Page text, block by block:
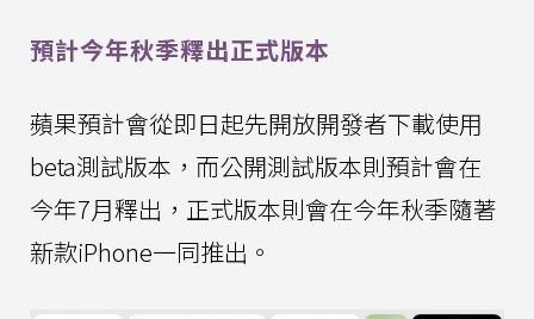
預計今年秋季釋出正式版本
蘋果預計會從即日起先開放開發者下載使用
beta測試版本，而公開測試版本則預計會在
今年7月釋出，正式版本則會在今年秋季隨著
新款iPhone一同推出。